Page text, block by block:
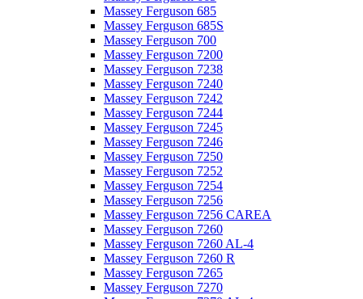
Massey Ferguson 685
Massey Ferguson 685S
Massey Ferguson 700
Massey Ferguson 7200
Massey Ferguson 7238
Massey Ferguson 7240
Massey Ferguson 7242
Massey Ferguson 7244
Massey Ferguson 7245
Massey Ferguson 7246
Massey Ferguson 7250
Massey Ferguson 7252
Massey Ferguson 7254
Massey Ferguson 7256
Massey Ferguson 7256 CAREA
Massey Ferguson 7260
Massey Ferguson 7260 AL-4
Massey Ferguson 7260 R
Massey Ferguson 7265
Massey Ferguson 7270